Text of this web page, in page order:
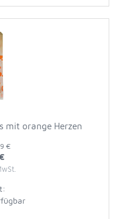
mit orange Herzen
€